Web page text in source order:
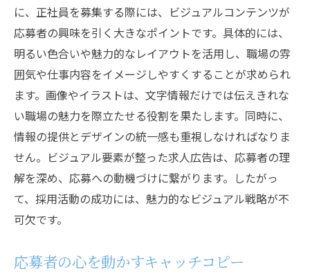
に、正社員を募集する際には、ビジュアルコンテンツが
応募者の興味を引く大きなポイントです。具体的には、
明るい色合いや魅力的なレイアウトを活用し、職場の雰
囲気や仕事内容をイメージしやすくすることが求められ
ます。画像やイラストは、文字情報だけでは伝えきれな
い職場の魅力を際立たせる役割を果たします。同時に、
情報の提供とデザインの統一感も重視しなければなりま
せん。ビジュアル要素が整った求人広告は、応募者の理
解を深め、応募への動機づけに繋がります。したがっ
て、採用活動の成功には、魅力的なビジュアル戦略が不
可欠です。
応募者の心を動かすキャッチコピー